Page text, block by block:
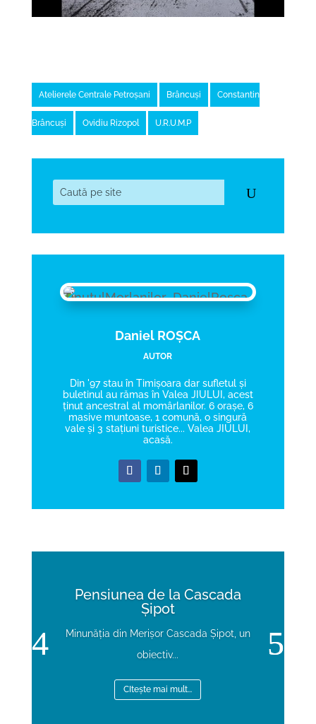
Atelierele Centrale Petroșani Brâncuși Constantin
Brâncuși Ovidiu Rizopol U.R.U.M.P
Daniel ROȘCA
AUTOR
Din '97 stau în Timișoara dar sufletul și
buletinul au rămas în Valea JIULUI, acest
ținut ancestral al momârlanilor. 6 orașe, 6
masive muntoase, 1 comună, o singură
vale și 3 stațiuni turistice... Valea JIULUI,
acasă.
Pensiunea de la Cascada
Șipot
Minunăția din Merișor Cascada Șipot, un
obiectiv...
CItește mai mult...